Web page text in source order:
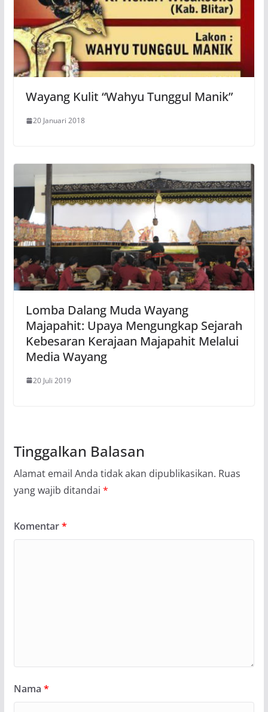
Wayang Kulit “Wahyu Tunggul Manik”
20 Januari 2018
Lomba Dalang Muda Wayang
Majapahit: Upaya Mengungkap Sejarah
Kebesaran Kerajaan Majapahit Melalui
Media Wayang
20 Juli 2019
Tinggalkan Balasan
Alamat email Anda tidak akan dipublikasikan. Ruas
yang wajib ditandai *
Komentar*
Nama *